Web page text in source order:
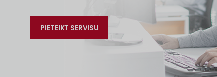
PIETEIKT SERVISU